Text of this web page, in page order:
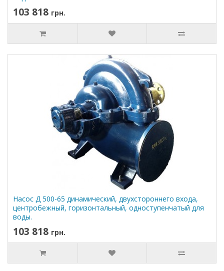
103 818 грн.
Насос Д 500-65 динамический, двухстороннего входа,
центробежный, горизонтальный, одноступенчатый для
воды.
103 818 грн.